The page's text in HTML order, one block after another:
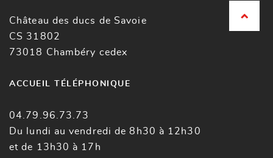
Château des ducs de Savoie
CS 31802
73018 Chambéry cedex
ACCUEIL TÉLÉPHONIQUE
04.79.96.73.73
Du lundi au vendredi de 8h30 à 12h30
et de 13h30 à 17h